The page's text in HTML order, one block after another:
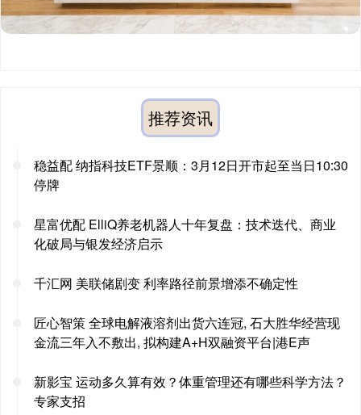
推荐资讯
稳益配 纳指科技ETF景顺：3月12日开市起至当日10:30
停牌
星富优配 ElliQ养老机器人十年复盘：技术迭代、商业
化破局与银发经济启示
千汇网 美联储剧变 利率路径前景增添不确定性
匠心智策 全球电解液溶剂出货六连冠, 石大胜华经营现
金流三年入不敷出, 拟构建A+H双融资平台|港E声
新影宝 运动多久算有效？体重管理还有哪些科学方法？
专家支招